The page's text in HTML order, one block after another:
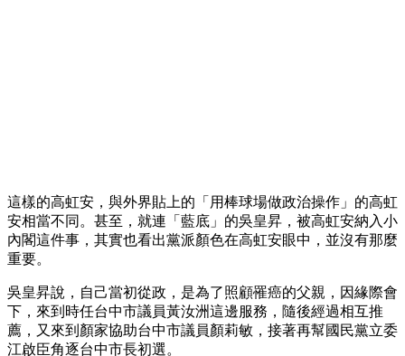
這樣的高虹安，與外界貼上的「用棒球場做政治操作」的高虹
安相當不同。甚至，就連「藍底」的吳皇昇，被高虹安納入小
內閣這件事，其實也看出黨派顏色在高虹安眼中，並沒有那麼
重要。
吳皇昇說，自己當初從政，是為了照顧罹癌的父親，因緣際會
下，來到時任台中市議員黃汝洲這邊服務，隨後經過相互推
薦，又來到顏家協助台中市議員顏莉敏，接著再幫國民黨立委
江啟臣角逐台中市長初選。